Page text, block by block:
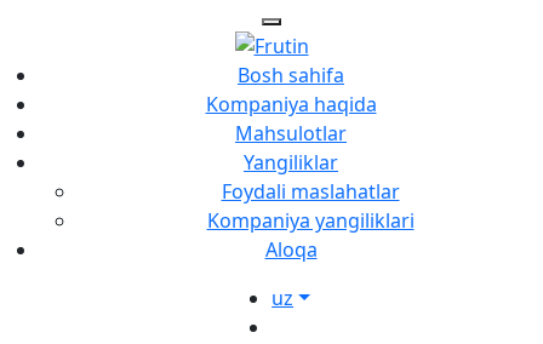
Bosh sahifa
Kompaniya haqida
Mahsulotlar
Yangiliklar
Foydali maslahatlar
Kompaniya yangiliklari
Aloqa
uz